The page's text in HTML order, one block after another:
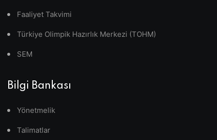
Faaliyet Takvimi
Türkiye Olimpik Hazırlık Merkezi (TOHM)
SEM
Bilgi Bankası
Yönetmelik
Talimatlar